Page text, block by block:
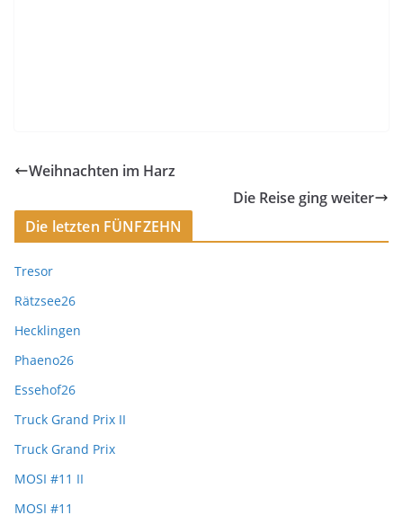
Weihnachten im Harz
Die Reise ging weiter
Die letzten FÜNFZEHN
Tresor
Rätzsee26
Hecklingen
Phaeno26
Essehof26
Truck Grand Prix II
Truck Grand Prix
MOSI #11 II
MOSI #11